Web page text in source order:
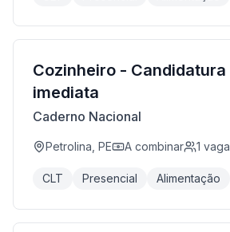
Cozinheiro - Candidatura
imediata
Caderno Nacional
Petrolina, PE A combinar 1 vaga
CLT Presencial Alimentação